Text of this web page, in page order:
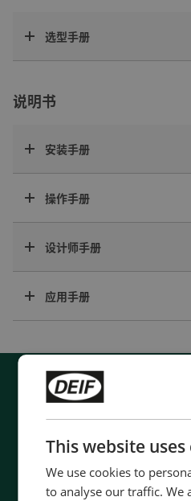
选型手册
说明书
安装手册
操作手册
设计师手册
应用手册
This website
We use cookies to
to analyse our traffic. We